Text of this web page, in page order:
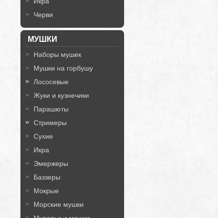
Черви
МУШКИ
Наборы мушек
Мушки на горбушу
Лососевые
Жуки и кузнечики
Парашюты
Стримеры
Сухие
Икра
Эмержеры
Баззеры
Мокрые
Морские мушки